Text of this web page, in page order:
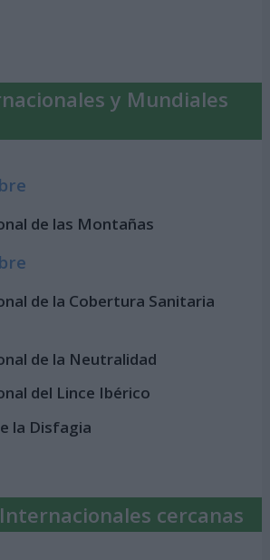
y Mundiales
de las Montañas
de la Cobertura Sanitaria
de la Neutralidad
del Lince Ibérico
la Disfagia
cercanas